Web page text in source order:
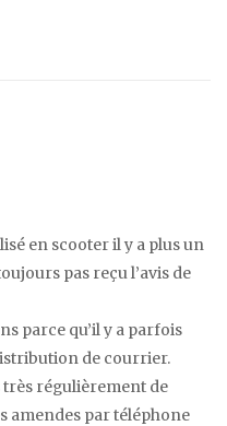
en scooter il y a plus un
pas reçu l’avis de
parce qu’il y a parfois
de courrier.
très régulièrement de
amendes par téléphone